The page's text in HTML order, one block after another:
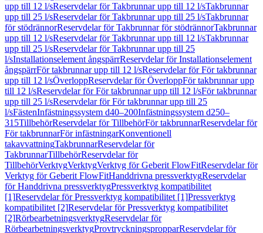
upp till 12 l/sReservdelar för Takbrunnar upp till 12 l/sTakbrunnar
upp till 25 l/sReservdelar för Takbrunnar upp till 25 l/sTakbrunnar
för stödrännorReservdelar för Takbrunnar för stödrännorTakbrunnar
upp till 12 l/sReservdelar för Takbrunnar upp till 12 l/sTakbrunnar
upp till 25 l/sReservdelar för Takbrunnar upp till 25
l/sInstallationselement ångspärrReservdelar för Installationselement
ångspärrFör takbrunnar upp till 12 l/sReservdelar för För takbrunnar
upp till 12 l/sÖverloppReservdelar för ÖverloppFör takbrunnar upp
till 12 l/sReservdelar för För takbrunnar upp till 12 l/sFör takbrunnar
upp till 25 l/sReservdelar för För takbrunnar upp till 25
l/sFästenInfästningssystem d40–200Infästningssystem d250–
315TillbehörReservdelar för TillbehörFör takbrunnarReservdelar för
För takbrunnarFör infästningarKonventionell
takavvattningTakbrunnarReservdelar för
TakbrunnarTillbehörReservdelar för
TillbehörVerktygVerktygVerktyg för Geberit FlowFitReservdelar för
Verktyg för Geberit FlowFitHanddrivna pressverktygReservdelar
för Handdrivna pressverktygPressverktyg kompatibilitet
[1]Reservdelar för Pressverktyg kompatibilitet [1]Pressverktyg
kompatibilitet [2]Reservdelar för Pressverktyg kompatibilitet
[2]RörbearbetningsverktygReservdelar för
RörbearbetningsverktygProvtryckningspropparReservdelar för